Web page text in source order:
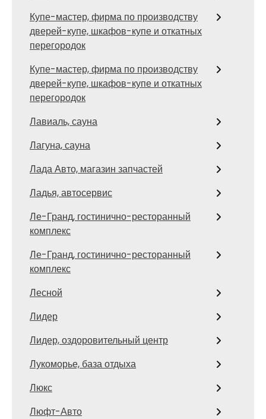
Купе-мастер, фирма по производству
дверей-купе, шкафов-купе и откатных
перегородок
Купе-мастер, фирма по производству
дверей-купе, шкафов-купе и откатных
перегородок
Лавиаль, сауна
Лагуна, сауна
Лада Авто, магазин запчастей
Ладья, автосервис
Ле-Гранд, гостинично-ресторанный
комплекс
Ле-Гранд, гостинично-ресторанный
комплекс
Лесной
Лидер
Лидер, оздоровительный центр
Лукоморье, база отдыха
Люкс
Люфт-Авто